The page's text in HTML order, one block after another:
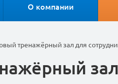
О компании
тренажёрный зал для